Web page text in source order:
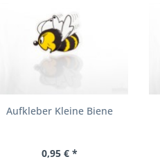
Aufkleber Kleine Biene
0,95 € *